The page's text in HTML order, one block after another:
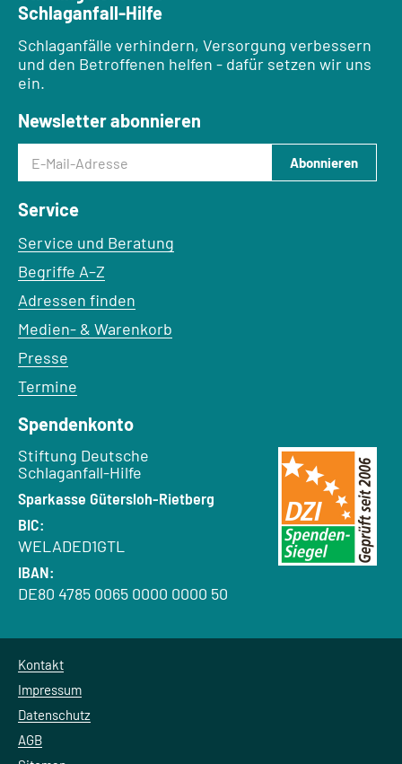
Schlaganfall-Hilfe
Schlaganfälle verhindern, Versorgung verbessern
und den Betroffenen helfen - dafür setzen wir uns
ein.
Newsletter abonnieren
Abonnieren
Service
Service und Beratung
Begriffe A–Z
Adressen finden
Medien- & Warenkorb
Presse
Termine
Spendenkonto
Empfänger:
Stiftung Deutsche
Schlaganfall-Hilfe
Bank:
Sparkasse Gütersloh-Rietberg
BIC:
WELADED1GTL
IBAN:
DE80 4785 0065 0000 0000 50
Kontakt
Impressum
Datenschutz
AGB